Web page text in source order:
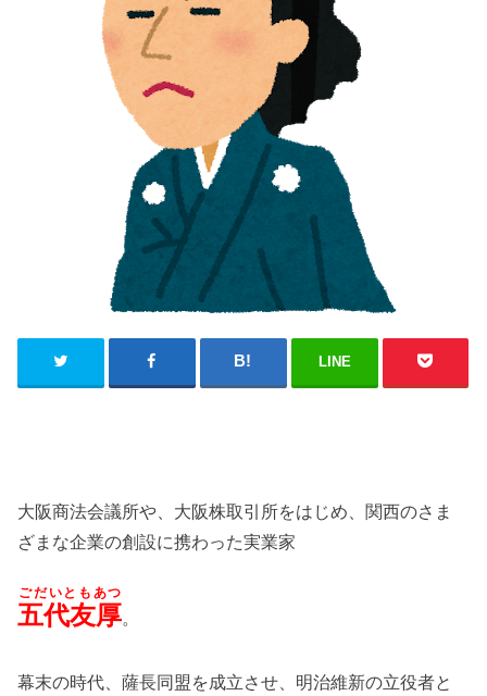
LINE
大阪商法会議所や、大阪株取引所をはじめ、関西のさま
ざまな企業の創設に携わった実業家
五代友厚
ごだいともあつ
。
幕末の時代、薩長同盟を成立させ、明治維新の立役者と